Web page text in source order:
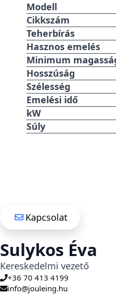
Modell
Cikkszám
Teherbírás
Hasznos emelés
Minimum
Hosszúság
Szélesség
Emelési idő
kW
Súly
Kapcsolat
Sulykos Éva
Kereskedelmi vezető
+36 70 413 4199
info@jouleing.hu